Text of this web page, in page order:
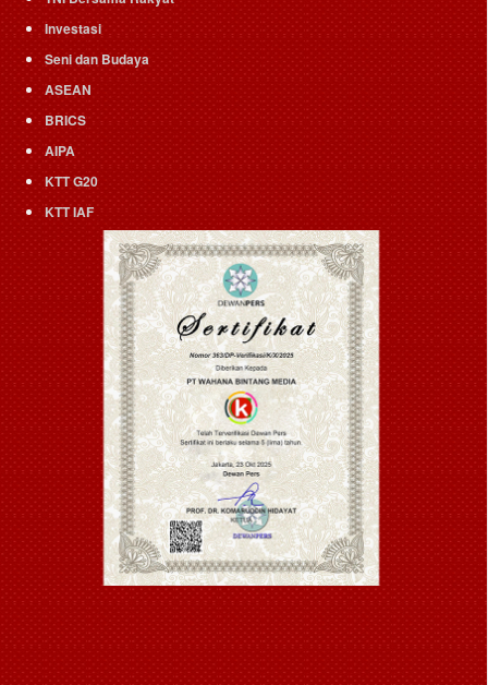
Investasi
Seni dan Budaya
ASEAN
BRICS
AIPA
KTT G20
KTT IAF